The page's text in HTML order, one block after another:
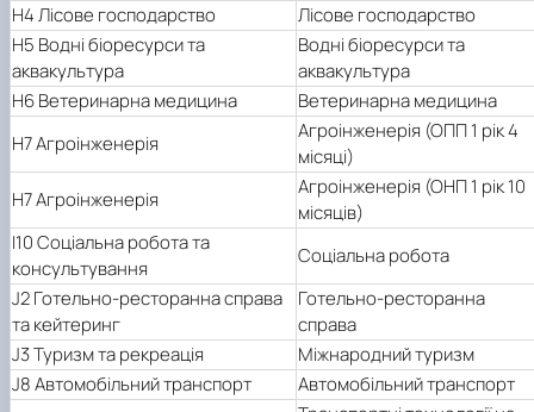
H4 Лісове господарство
Лісове господарство
H5 Водні біоресурси та
аквакультура
Водні біоресурси та
аквакультура
H6 Ветеринарна медицина
Ветеринарна медицина
H7 Агроінженерія
Агроінженерія (ОПП 1 рік 4
місяці)
H7 Агроінженерія
Агроінженерія (ОНП 1 рік 10
місяців)
I10 Соціальна робота та
консультування
Соціальна робота
J2 Готельно-ресторанна справа
та кейтеринг
Готельно-ресторанна
справа
J3 Туризм та рекреація
Міжнародний туризм
J8 Автомобільний транспорт
Автомобільний транспорт